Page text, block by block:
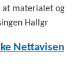
at materialet og
Hallgr
Nettavisen